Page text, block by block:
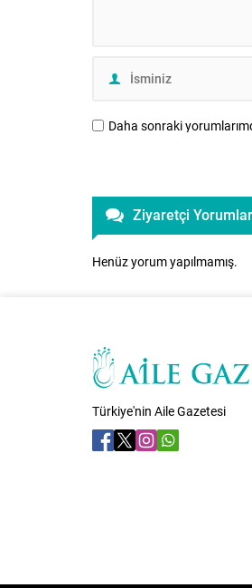
Daha sonraki
Ziyaretçi
Henüz yorum yapılmamış.
Türkiye'nin Aile Gazetesi